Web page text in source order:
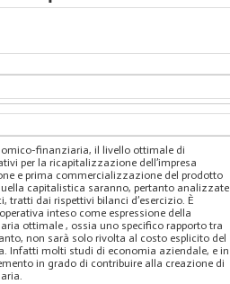
finanziaria, il livello ottimale di
per la ricapitalizzazione dell’impresa
e prima commercializzazione del prodotto
capitalistica saranno, pertanto analizzate
dai rispettivi bilanci d’esercizio. È
inteso come espressione della
ottimale , ossia uno specifico rapporto tra
non sarà solo rivolta al costo esplicito del
Infatti molti studi di economia aziendale, e in
in grado di contribuire alla creazione di